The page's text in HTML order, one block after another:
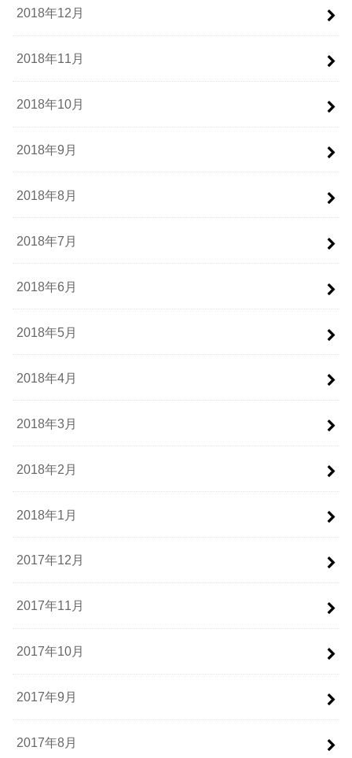
2018年12月
2018年11月
2018年10月
2018年9月
2018年8月
2018年7月
2018年6月
2018年5月
2018年4月
2018年3月
2018年2月
2018年1月
2017年12月
2017年11月
2017年10月
2017年9月
2017年8月